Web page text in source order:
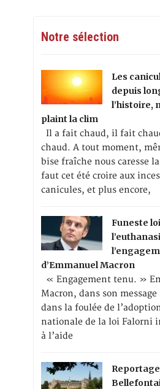
Notre sélection
Les
depuis
l’histoire,
plaint la clim
Il a fait chaud, il fait
chaud. A tout moment,
bise fraîche nous caresse
faut cet été croire aux
canicules, et plus encore,
Funeste
d’Emmanuel Macron
« Engagement tenu. »
Macron, dans son
dans la foulée de
nationale de la loi Falorni
à l’aide
Reportage